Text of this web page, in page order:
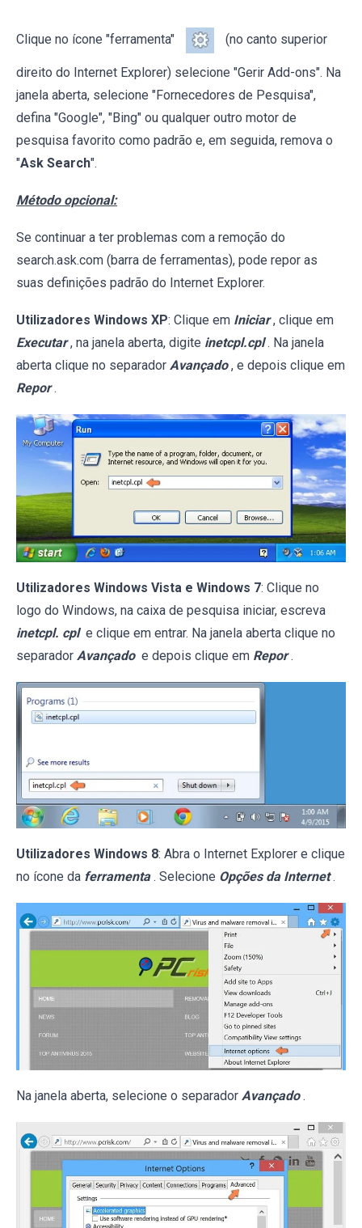
Clique no ícone "ferramenta" (no canto superior
direito do Internet Explorer) selecione "Gerir Add-ons". Na
janela aberta, selecione "Fornecedores de Pesquisa",
defina "Google", "Bing" ou qualquer outro motor de
pesquisa favorito como padrão e, em seguida, remova o
"Ask Search".
Método opcional:
Se continuar a ter problemas com a remoção do
search.ask.com (barra de ferramentas), pode repor as
suas definições padrão do Internet Explorer.
Utilizadores Windows XP: Clique em Iniciar , clique em
Executar , na janela aberta, digite inetcpl.cpl . Na janela
aberta clique no separador Avançado , e depois clique em
Repor .
Utilizadores Windows Vista e Windows 7: Clique no
logo do Windows, na caixa de pesquisa iniciar, escreva
inetcpl. cpl e clique em entrar. Na janela aberta clique no
separador Avançado e depois clique em Repor .
Utilizadores Windows 8: Abra o Internet Explorer e clique
no ícone da ferramenta . Selecione Opções da Internet .
Na janela aberta, selecione o separador Avançado .